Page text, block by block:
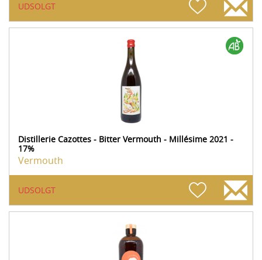
UDSOLGT
Distillerie Cazottes - Bitter Vermouth - Millésime 2021 -
17%
Vermouth
UDSOLGT